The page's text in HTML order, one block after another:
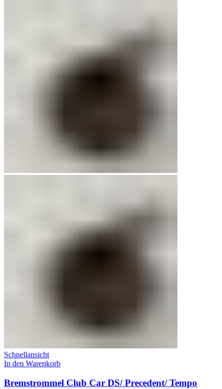
Schnellansicht
In den Warenkorb
Bremstrommel Club Car DS/ Precedent/ Tempo